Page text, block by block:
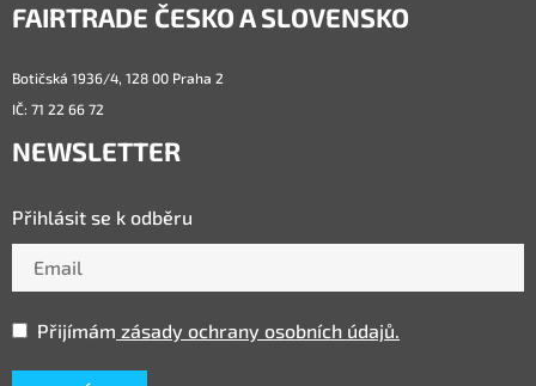
FAIRTRADE ČESKO A SLOVENSKO
Botičská 1936/4, 128 00 Praha 2
IČ: 71 22 66 72
NEWSLETTER
Přihlásit se k odběru
Přijímám zásady ochrany osobních údajů.